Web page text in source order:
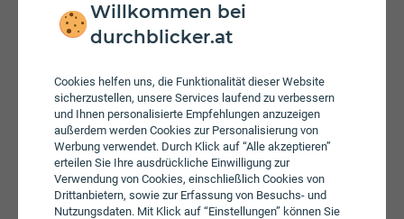
Willkommen bei
durchblicker.at
Cookies helfen uns, die Funktionalität dieser Website
sicherzustellen, unsere Services laufend zu verbessern
und Ihnen personalisierte Empfehlungen anzuzeigen
außerdem werden Cookies zur Personalisierung von
Werbung verwendet. Durch Klick auf “Alle akzeptieren”
erteilen Sie Ihre ausdrückliche Einwilligung zur
Verwendung von Cookies, einschließlich Cookies von
Drittanbietern, sowie zur Erfassung von Besuchs- und
Nutzungsdaten. Mit Klick auf “Einstellungen” können Sie
Hauptkamera
Bluetooth
5.0
NFC
WLAN
a/b/g/n/ac
Gerät
Akku
6500 mAh